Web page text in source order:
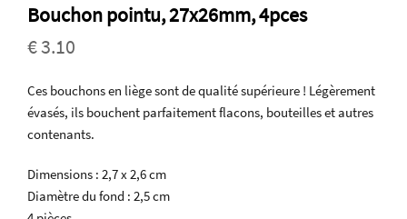
Bouchon pointu, 27x26mm, 4pces
€ 3.10
Ces bouchons en liège sont de qualité supérieure ! Légèrement
évasés, ils bouchent parfaitement flacons, bouteilles et autres
contenants.
Dimensions : 2,7 x 2,6 cm
Diamètre du fond : 2,5 cm